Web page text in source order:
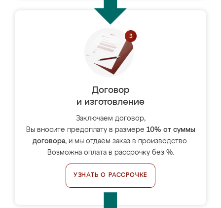
Договор
и изготовление
Заключаем договор,
Вы вносите предоплату в размере 10% от суммы
договора, и мы отдаём заказ в производство.
Возможна оплата в рассрочку без %.
УЗНАТЬ О РАССРОЧКЕ